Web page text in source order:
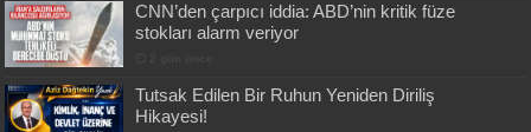
CNN’den çarpıcı iddia: ABD’nin kritik füze
stokları alarm veriyor
Tutsak Edilen Bir Ruhun Yeniden Diriliş
Hikayesi!